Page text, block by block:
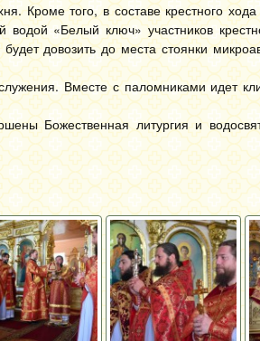
Кроме того, в составе крестного
водой «Белый ключ» участников
довозить до места стоянки
Вместе с паломниками идет
Божественная литургия и